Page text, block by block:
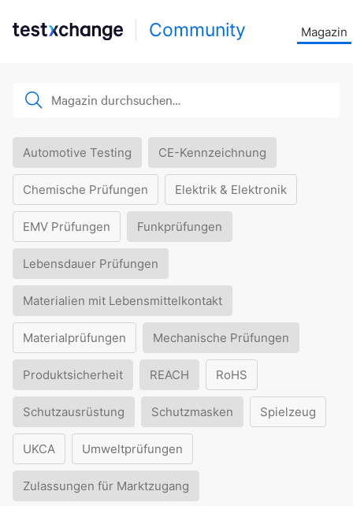
Community Magazin
Automotive Testing CE-Kennzeichnung
Chemische Prüfungen Elektrik & Elektronik
EMV Prüfungen Funkprüfungen
Lebensdauer Prüfungen
Materialien mit Lebensmittelkontakt
Materialprüfungen Mechanische Prüfungen
Produktsicherheit REACH RoHS
Schutzausrüstung Schutzmasken Spielzeug
UKCA Umweltprüfungen
Zulassungen für Marktzugang